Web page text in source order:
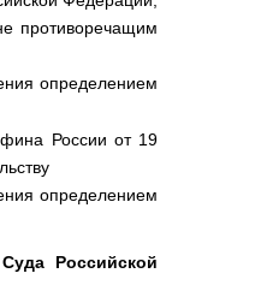
противоречащим
определением
России от 19
определением
Российской